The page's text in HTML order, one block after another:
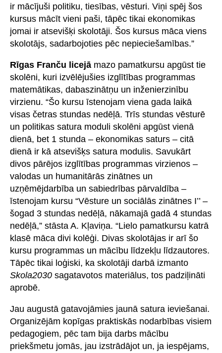
ir mācījuši politiku, tiesības, vēsturi. Viņi spēj šos
kursus mācīt vieni paši, tāpēc tikai ekonomikas
jomai ir atsevišķi skolotāji. Šos kursus māca viens
skolotājs, sadarbojoties pēc nepieciešamības.”
Rīgas Franču licejā mazo pamatkursu apgūst tie
skolēni, kuri izvēlējušies izglītības programmas
matemātikas, dabaszinātņu un inženierzinību
virzienu. “Šo kursu īstenojam viena gada laikā
visas četras stundas nedēļā. Trīs stundas vēsturē
un politikas satura moduli skolēni apgūst vienā
dienā, bet 1 stunda – ekonomikas saturs – citā
dienā ir kā atsevišķs satura modulis. Savukārt
divos pārējos izglītības programmas virzienos –
valodas un humanitārās zinātnes un
uzņēmējdarbība un sabiedrības pārvaldība –
īstenojam kursu “Vēsture un sociālās zinātnes I’’ –
šogad 3 stundas nedēļā, nākamajā gadā 4 stundas
nedēļā,” stāsta A. Kļaviņa. “Lielo pamatkursu katrā
klasē māca divi kolēģi. Divas skolotājas ir arī šo
kursu programmas un mācību līdzekļu līdzautores.
Tāpēc tikai loģiski, ka skolotāji darbā izmanto
Skola2030 sagatavotos materiālus, tos padziļināti
aprobē.
Jau augustā gatavojāmies jaunā satura ieviešanai.
Organizējām kopīgas praktiskās nodarbības visiem
pedagogiem, pēc tam bija darbs mācību
priekšmetu jomās, jau izstrādājot un, ja iespējams,